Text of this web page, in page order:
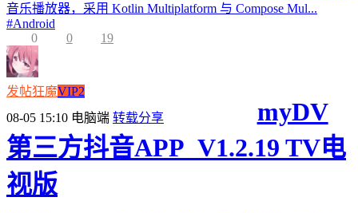
音乐播放器，采用 Kotlin Multiplatform 与 Compose Mul...
#Android
0
0 19
发帖狂魔VIP2
08-05 15:10 电脑端 转载分享
myDV
第三方抖音APP_V1.2.19 TV电
视版